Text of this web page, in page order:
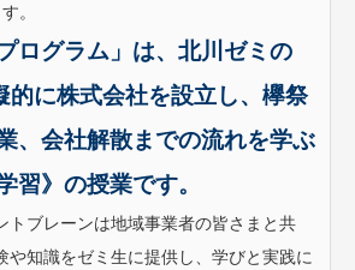
。
ログラム」は、北川ゼミの
的に株式会社を設立し、欅祭
、会社解散までの流れを学ぶ
習》の授業です。
トブレーンは地域事業者の皆さまと共
や知識をゼミ生に提供し、学びと実践に